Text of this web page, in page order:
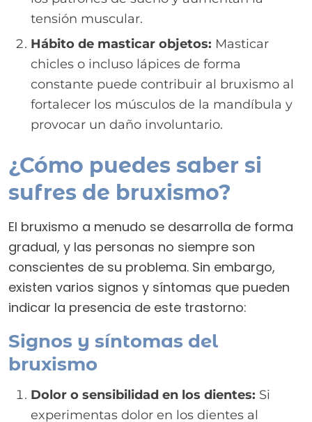
tensión muscular.
Hábito de masticar objetos: Masticar
chicles o incluso lápices de forma
constante puede contribuir al bruxismo al
fortalecer los músculos de la mandíbula y
provocar un daño involuntario.
¿Cómo puedes saber si
sufres de bruxismo?
El bruxismo a menudo se desarrolla de forma
gradual, y las personas no siempre son
conscientes de su problema. Sin embargo,
existen varios signos y síntomas que pueden
indicar la presencia de este trastorno:
Signos y síntomas del
bruxismo
Dolor o sensibilidad en los dientes: Si
experimentas dolor en los dientes al